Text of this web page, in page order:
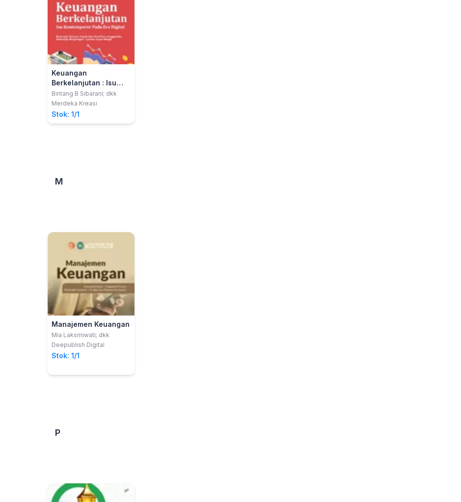
Keuangan
Berkelanjutan : Isu
Kontemporer Pada Era
Digital
Bintang B Sibarani; dkk
Merdeka Kreasi
Stok: 1/1
M
Manajemen Keuangan
Mia Laksmiwati; dkk
Deepublish Digital
Stok: 1/1
P